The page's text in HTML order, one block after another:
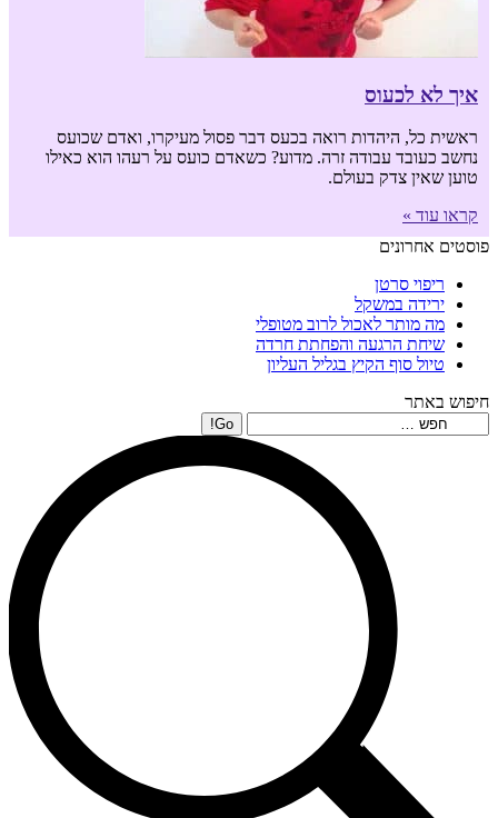
איך לא לכעוס
ראשית כל, היהדות רואה בכעס דבר פסול מעיקרו, ואדם שכועס
נחשב כעובד עבודה זרה. מדוע? כשאדם כועס על רעהו הוא כאילו
טוען שאין צדק בעולם.
קראו עוד »
פוסטים אחרונים
ריפוי סרטן
ירידה במשקל
מה מותר לאכול לרוב מטופלי
שיחת הרגעה והפחתת חרדה
טיול סוף הקיץ בגליל העליון
חיפוש באתר
Search: